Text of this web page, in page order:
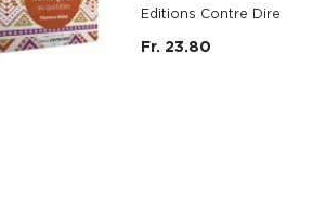
Editions Contre Dire
Fr. 23.80